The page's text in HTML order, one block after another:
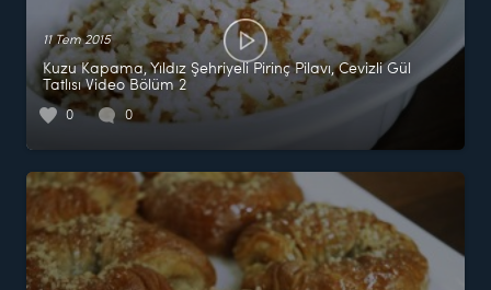
11 Tem 2015
Kuzu Kapama, Yıldız Şehriyeli Pirinç Pilavı, Cevizli Gül
Tatlısı Video Bölüm 2
0 0